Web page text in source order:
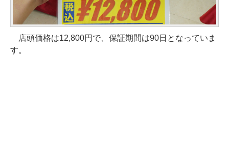
店頭価格は12,800円で、保証期間は90日となっていま
す。